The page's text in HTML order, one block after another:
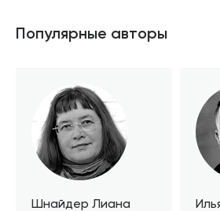
Популярные авторы
Шнайдер Лиана